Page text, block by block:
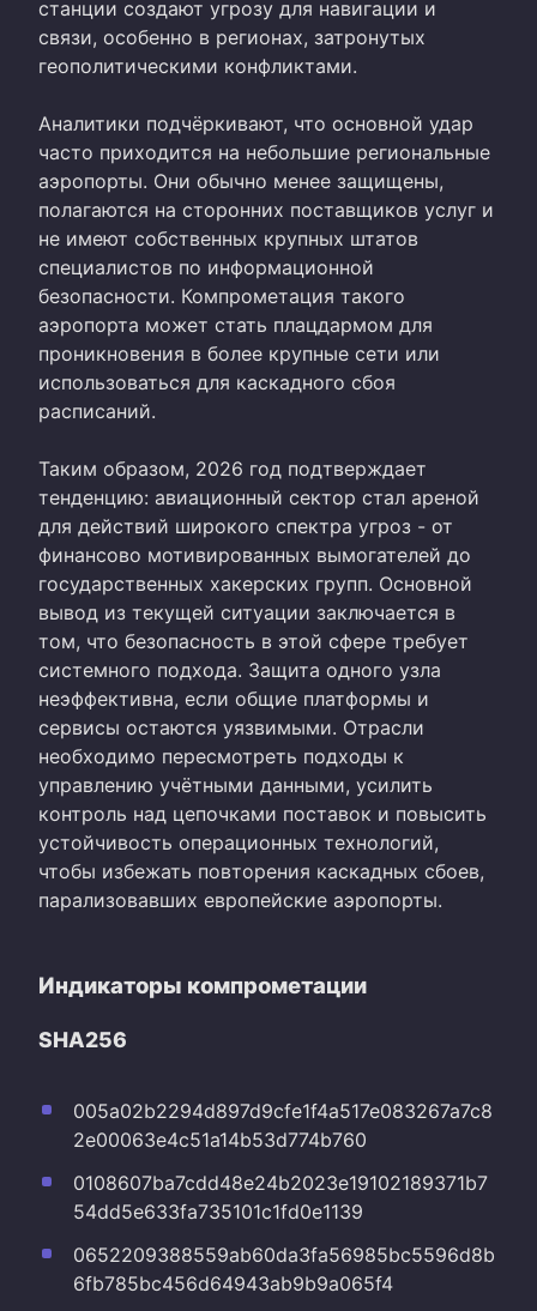
станции создают угрозу для навигации и
связи, особенно в регионах, затронутых
геополитическими конфликтами.
Аналитики подчёркивают, что основной удар
часто приходится на небольшие региональные
аэропорты. Они обычно менее защищены,
полагаются на сторонних поставщиков услуг и
не имеют собственных крупных штатов
специалистов по информационной
безопасности. Компрометация такого
аэропорта может стать плацдармом для
проникновения в более крупные сети или
использоваться для каскадного сбоя
расписаний.
Таким образом, 2026 год подтверждает
тенденцию: авиационный сектор стал ареной
для действий широкого спектра угроз - от
финансово мотивированных вымогателей до
государственных хакерских групп. Основной
вывод из текущей ситуации заключается в
том, что безопасность в этой сфере требует
системного подхода. Защита одного узла
неэффективна, если общие платформы и
сервисы остаются уязвимыми. Отрасли
необходимо пересмотреть подходы к
управлению учётными данными, усилить
контроль над цепочками поставок и повысить
устойчивость операционных технологий,
чтобы избежать повторения каскадных сбоев,
парализовавших европейские аэропорты.
Индикаторы компрометации
SHA256
005a02b2294d897d9cfe1f4a517e083267a7c8
2e00063e4c51a14b53d774b760
0108607ba7cdd48e24b2023e19102189371b7
54dd5e633fa735101c1fd0e1139
0652209388559ab60da3fa56985bc5596d8b
6fb785bc456d64943ab9b9a065f4